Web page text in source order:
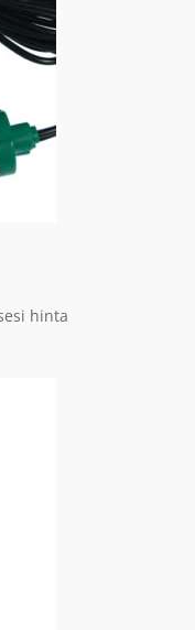
hinta